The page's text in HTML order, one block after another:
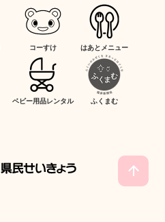
コーすけ はあとメニュー
ベビー用品レンタル ふくまむ